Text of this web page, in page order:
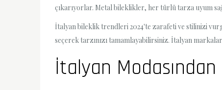
çıkarıyorlar. Metal bileklikler, her türlü tarza uyum
İtalyan bileklik trendleri 2024'te zarafeti ve stilinizi
seçerek tarzınızı tamamlayabilirsiniz. İtalyan
İtalyan Modasından